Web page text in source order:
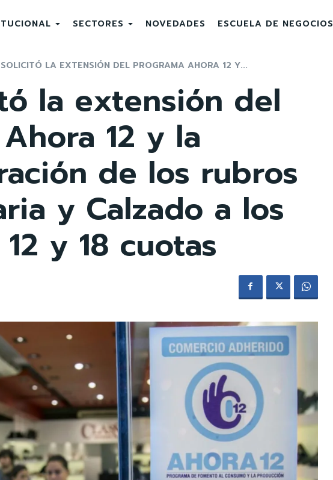
SECTORES NOVEDADES ESCUELA DE NEGOCIOS
LA EXTENSIÓN DEL PROGRAMA AHORA 12 Y...
la extensión del
12 y la
de los rubros
y Calzado a los
y 18 cuotas